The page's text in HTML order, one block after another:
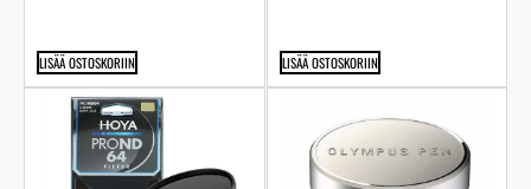
LISÄÄ OSTOSKORIIN LISÄÄ OSTOSKORIIN